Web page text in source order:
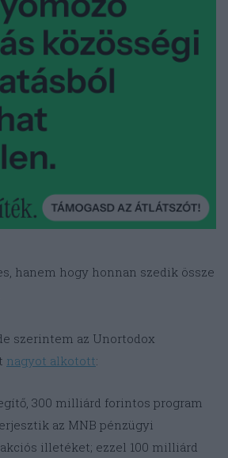
hanem hogy honnan szedik össze
szerintem az Unortodox
nagyot alkotott:
300 milliárd forintos program
az MNB pénzügyi
illetéket; ezzel 100 milliárd